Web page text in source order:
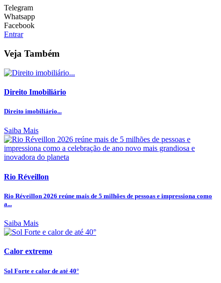
Telegram
Whatsapp
Facebook
Entrar
Veja Também
Direito Imobiliário
Direito imobiliário...
Saiba Mais
Rio Réveillon
Rio Réveillon 2026 reúne mais de 5 milhões de pessoas e impressiona como
a...
Saiba Mais
Calor extremo
Sol Forte e calor de até 40°